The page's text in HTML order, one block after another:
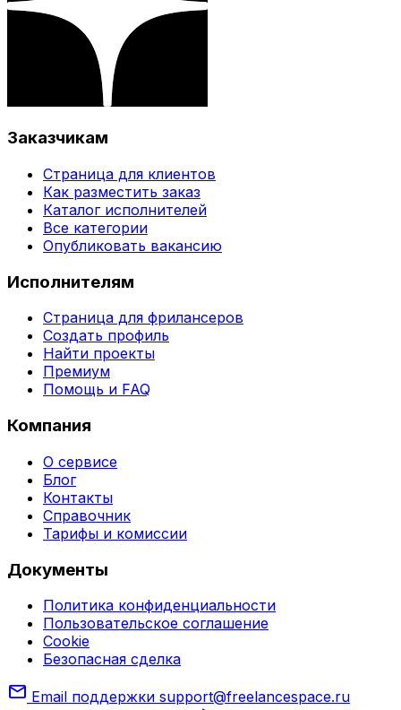
Заказчикам
Страница для клиентов
Как разместить заказ
Каталог исполнителей
Все категории
Опубликовать вакансию
Исполнителям
Страница для фрилансеров
Создать профиль
Найти проекты
Премиум
Помощь и FAQ
Компания
О сервисе
Блог
Контакты
Справочник
Тарифы и комиссии
Документы
Политика конфиденциальности
Пользовательское соглашение
Cookie
Безопасная сделка
mail Email поддержки support@freelancespace.ru